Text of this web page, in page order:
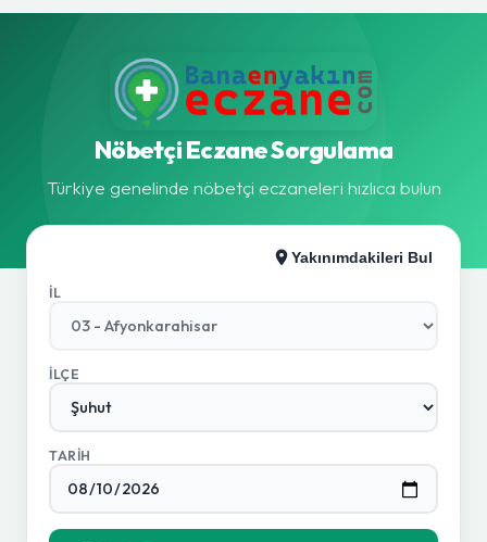
Nöbetçi Eczane Sorgulama
Türkiye genelinde nöbetçi eczaneleri hızlıca bulun
Yakınımdakileri Bul
İL
İLÇE
TARIH